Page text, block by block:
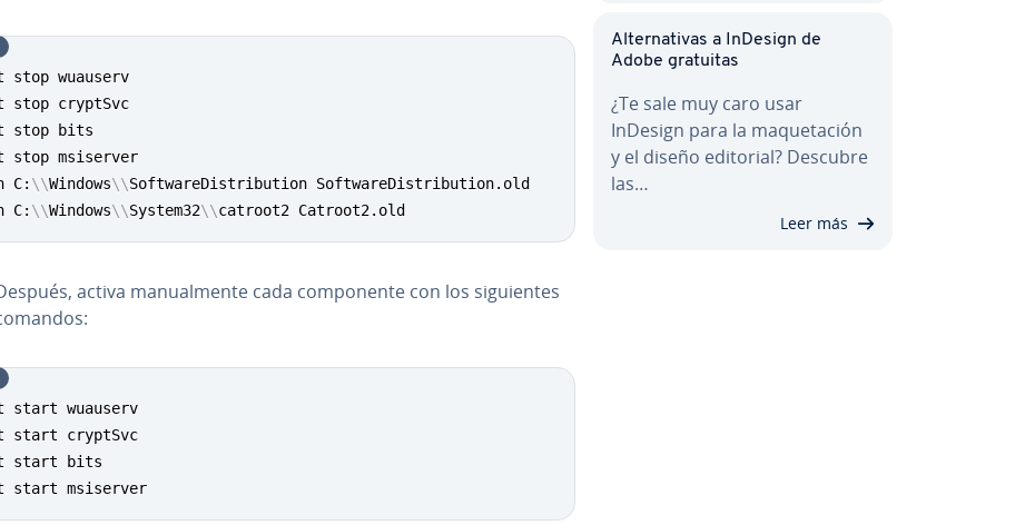
stop wuauserv
stop cryptSvc
stop bits
stop msiserver
C: \\Windows\\SoftwareDistribution SoftwareDistribution.old
C: \\Windows\\System32\\catroot2 Catroot2.old
activa ma­nua­l­me­n­te cada co­m­po­ne­n­te con los si­guie­n­tes
start wuauserv
start cryptSvc
start bits
start msiserver
Al­te­r­na­ti­vas a InDesign de
Adobe gratuitas
¿Te sale muy caro usar
InDesign para la ma­que­ta­ción
y el diseño editorial? Descubre
las…
Leer más